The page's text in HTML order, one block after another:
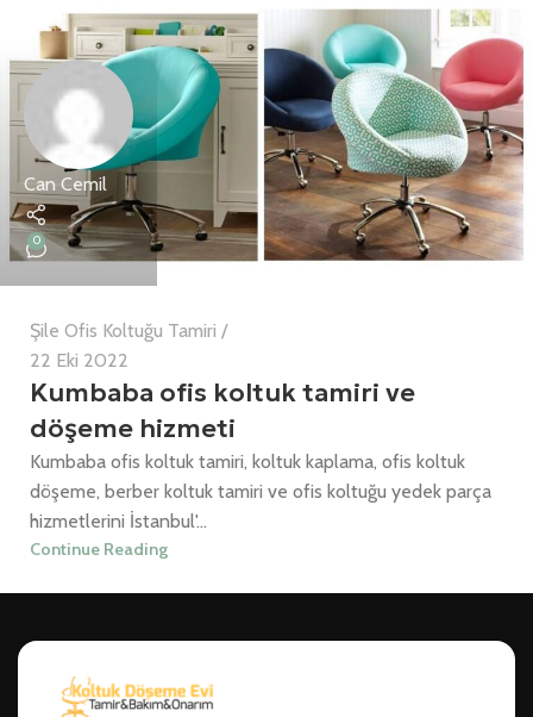
Can Cemil
0
Şile Ofis Koltuğu Tamiri
22 Eki 2022
Kumbaba ofis koltuk tamiri ve
döşeme hizmeti
Kumbaba ofis koltuk tamiri, koltuk kaplama, ofis koltuk
döşeme, berber koltuk tamiri ve ofis koltuğu yedek parça
hizmetlerini İstanbul'...
Continue Reading